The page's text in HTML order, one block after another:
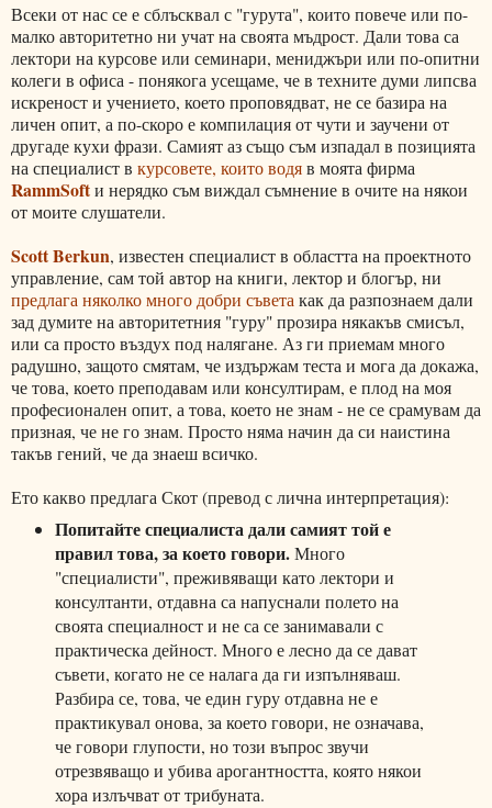
Всеки от нас се е сблъсквал с "гурута", които повече или по-
малко авторитетно ни учат на своята мъдрост. Дали това са
лектори на курсове или семинари, мениджъри или по-опитни
колеги в офиса - понякога усещаме, че в техните думи липсва
искреност и учението, което проповядват, не се базира на
личен опит, а по-скоро е компилация от чути и заучени от
другаде кухи фрази. Самият аз също съм изпадал в позицията
на специалист в курсовете, които водяв моята фирма
RammSoftи нерядко съм виждал съмнение в очите на някои
от моите слушатели.
Scott Berkun, известен специалист в областта на проектното
управление, сам той автор на книги, лектор и блогър, ни
предлага няколко много добри съвета как да разпознаем дали
зад думите на авторитетния "гуру" прозира някакъв смисъл,
или са просто въздух под налягане. Аз ги приемам много
радушно, защото смятам, че издържам теста и мога да докажа,
че това, което преподавам или консултирам, е плод на моя
професионален опит, а това, което не знам - не се срамувам да
призная, че не го знам. Просто няма начин да си наистина
такъв гений, че да знаеш всичко.
Ето какво предлага Скот (превод с лична интерпретация):
Попитайте специалиста дали самият той е
правил това, за което говори.Много
"специалисти", преживяващи като лектори и
консултанти, отдавна са напуснали полето на
своята специалност и не са се занимавали с
практическа дейност. Много е лесно да се дават
съвети, когато не се налага да ги изпълняваш.
Разбира се, това, че един гуру отдавна не е
практикувал онова, за което говори, не означава,
че говори глупости, но този въпрос звучи
отрезвяващо и убива арогантността, която някои
хора излъчват от трибуната.